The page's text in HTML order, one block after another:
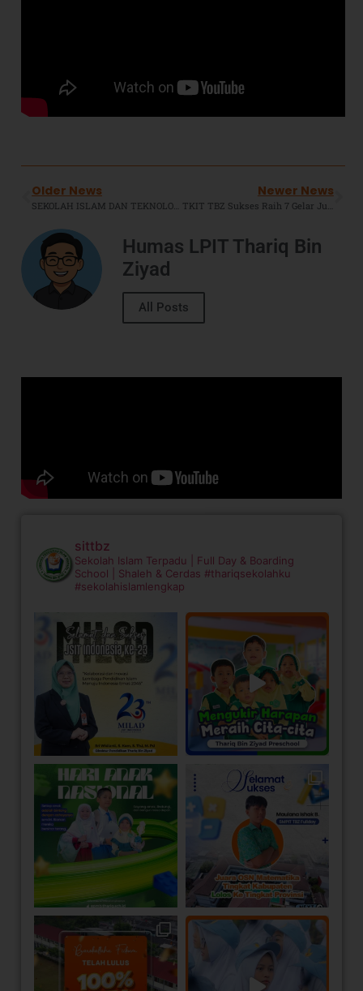
Older News
SEKOLAH ISLAM DAN TEKNOLOGI DIGITAL
Newer News
TKIT TBZ Sukses Raih 7 Gelar Juara Pada Gebyar IGTKI 2024 Tambun Selatan.
Humas LPIT Thariq Bin
Ziyad
All Posts
sittbz
Sekolah Islam Terpadu | Full Day & Boarding
School | Shaleh & Cerdas #thariqsekolahku
#sekolahislamlengkap